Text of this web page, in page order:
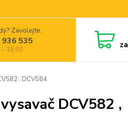
Zavolejte.
535
– 16:00 za
, DCV584
DCV582 ,